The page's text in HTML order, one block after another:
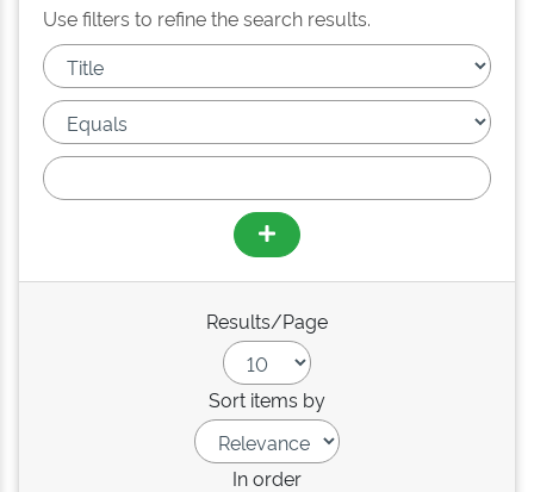
Use filters to refine the search results.
Results/Page
Sort items by
In order